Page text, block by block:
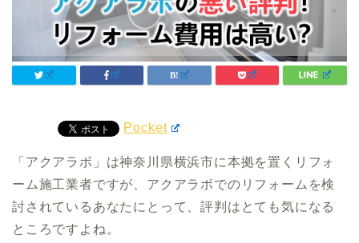
Pocket
「アクアラボ」は神奈川県横浜市に本拠を置くリフォ
ーム施工業者ですが、アクアラボでのリフォームを検
討されているあなたにとって、評判はとても気になる
ところですよね。